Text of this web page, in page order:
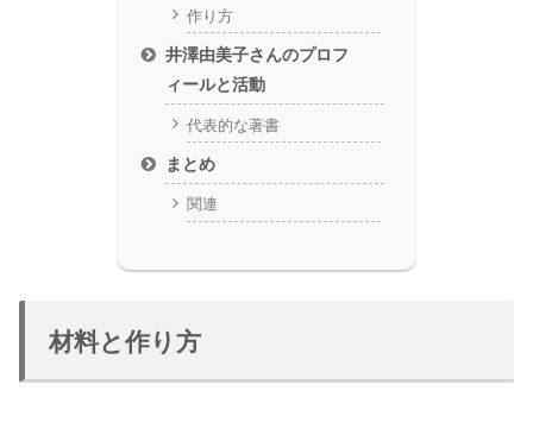
作り方
井澤由美子さんのプロフ
ィールと活動
代表的な著書
まとめ
関連
材料と作り方